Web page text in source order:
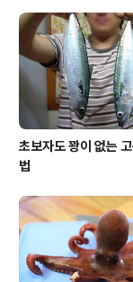
초보자도 꽝이 없는
법